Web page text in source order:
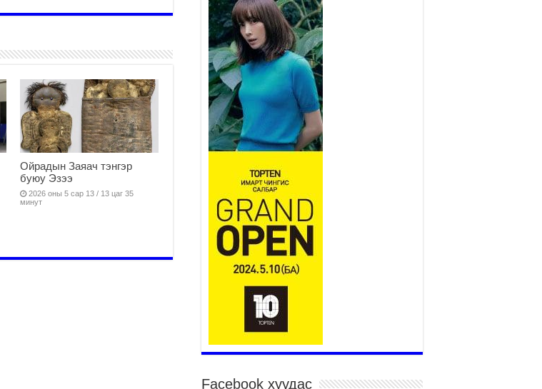
Ойрадын Заяач тэнгэр
буюу Эзээ
2026 оны 5 сар 13 / 13 цаг 35
минут
Шагайн харвааны насанд
хүрэгчдийн багийн төрөлд 106
багийн 848 харваач өрсөлдөж,
шилдгүүд шалгарав
2026 оны 7 сар 15 / 11 цаг 45 минут
Үндэсний их баяр наадмын сур харвааны
шагналыг нийслэлийн Засаг дарга бөгөөд
Улаанбаатар хотын Захирагч Б.Пүрэвдагва
гардууллаа
2026 оны 7 сар 15 / 11 цаг 41 минут
иргэдэд тусламж, үйлчилгээ үзүүлж байна
2026 оны 7 сар 15 / 11 цаг 30 минут
Хүчит бөхийн барилдааны тавын даваа
үргэлжилж байна
2026 оны 7 сар 15 / 11 цаг 26 минут
Төв цэнгэлдэх орчмын цэвэрлэгээ, үйлчилгээнд
161 ажилтан, 27 техниктэй ажиллаж байна
2026 оны 7 сар 15 / 11 цаг 22 минут
Наадмын амралтын өдрүүдэд нийслэлийн эрүүл
мэндийн байгууллагууд дараах хуваарийн дагуу
ажиллана
2026 оны 7 сар 15 / 11 цаг 18 минут
Үндэсний их баяр наадам эхэллээ
Facebook хуудас